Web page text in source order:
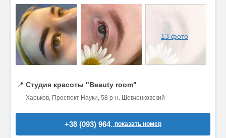
13 фото
📍 Студия красоты "Beauty room"
Харьков, Проспект Науки, 58 р-н. Шевченковский
+38 (093) 964..показать номер